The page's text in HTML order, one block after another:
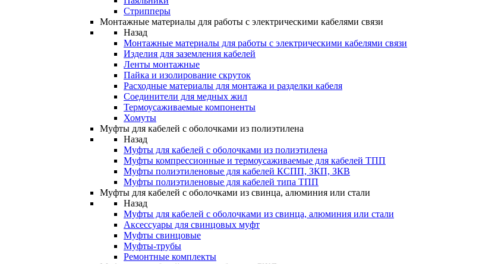
Стрипперы
Монтажные материалы для работы с электрическими кабелями связи
Назад
Монтажные материалы для работы с электрическими кабелями связи
Изделия для заземления кабелей
Ленты монтажные
Пайка и изолирование скруток
Расходные материалы для монтажа и разделки кабеля
Соединители для медных жил
Термоусаживаемые компоненты
Хомуты
Муфты для кабелей с оболочками из полиэтилена
Назад
Муфты для кабелей с оболочками из полиэтилена
Муфты компрессионные и термоусаживаемые для кабелей ТПП
Муфты полиэтиленовые для кабелей КСПП, ЗКП, ЗКВ
Муфты полиэтиленовые для кабелей типа ТПП
Муфты для кабелей с оболочками из свинца, алюминия или стали
Назад
Муфты для кабелей с оболочками из свинца, алюминия или стали
Аксессуары для свинцовых муфт
Муфты свинцовые
Муфты-трубы
Ремонтные комплекты